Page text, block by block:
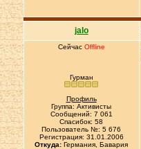
jalo
Сейчас Offline
Гурман
Профиль
Группа: Активисты
Сообщений: 7 061
Спасибок: 58
Пользователь №: 5 676
Регистрация: 31.01.2006
Откуда: Германия, Бавария